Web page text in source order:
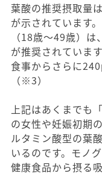
葉酸の推奨摂取量
が示されています
（18歳〜49歳）
が推奨されていま
食事からさらに
（※3）
上記はあくまでも
の女性や妊娠初期
ルタミン酸型の葉
いるのです。モノ
健康食品から摂る